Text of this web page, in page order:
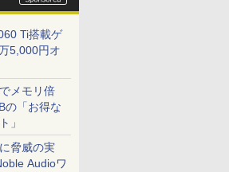
Ti搭載ゲ
5,000円オ
メモリ倍
の「お得な
」
脅威の実
Audioワ